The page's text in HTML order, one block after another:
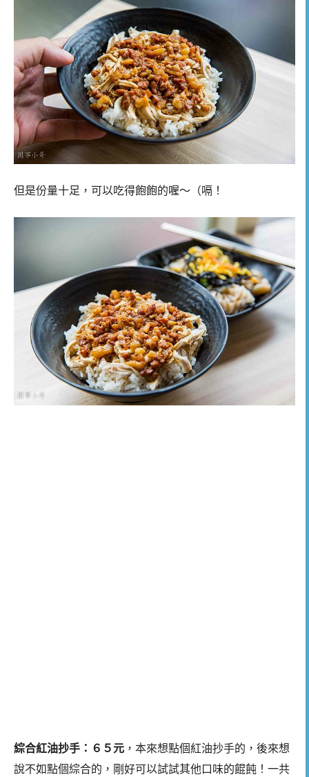
但是份量十足，可以吃得飽飽的喔～（嗝！
綜合紅油抄手：６５元 ，本來想點個紅油抄手的，後來想
說不如點個綜合的，剛好可以試試其他口味的餛飩！一共